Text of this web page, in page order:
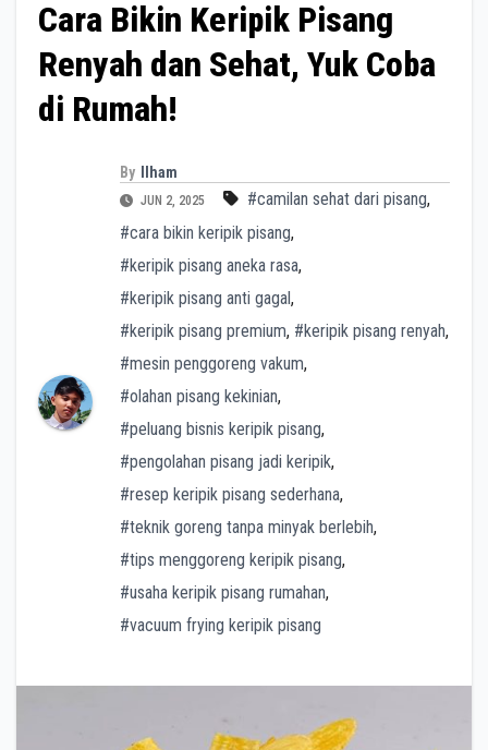
Cara Bikin Keripik Pisang
Renyah dan Sehat, Yuk Coba
di Rumah!
By Ilham
JUN 2, 2025 #camilan sehat dari pisang,
#cara bikin keripik pisang,
#keripik pisang aneka rasa,
#keripik pisang anti gagal,
#keripik pisang premium, #keripik pisang renyah,
#mesin penggoreng vakum,
#olahan pisang kekinian,
#peluang bisnis keripik pisang,
#pengolahan pisang jadi keripik,
#resep keripik pisang sederhana,
#teknik goreng tanpa minyak berlebih,
#tips menggoreng keripik pisang,
#usaha keripik pisang rumahan,
#vacuum frying keripik pisang